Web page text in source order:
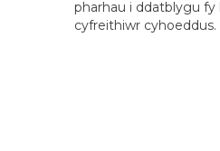
pharhau i ddatblygu fy
cyfreithiwr cyhoeddus.